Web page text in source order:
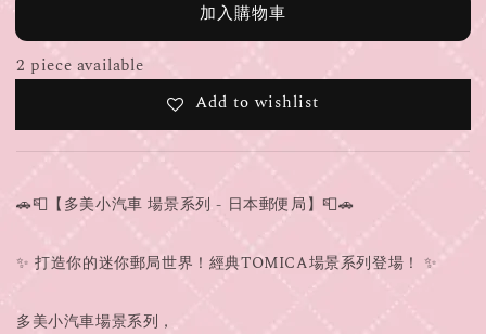
加入購物車
2 piece available
Add to wishlist
🚗📮【多美小汽車 場景系列 - 日本郵便局】📮🚗
✨ 打造你的迷你郵局世界！經典TOMICA場景系列登場！ ✨
多美小汽車場景系列，